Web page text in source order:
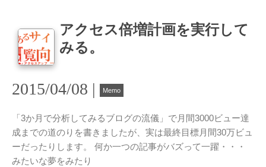
アクセス倍増計画を実行して
みる。
2015/04/08 | Memo
「3か月で分析してみるブログの流儀」で月間3000ビュー達
成までの道のりを書きましたが、実は最終目標月間30万ビュ
ーだったりします。 何か一つの記事がバズって一躍・・・
みたいな夢をみたり